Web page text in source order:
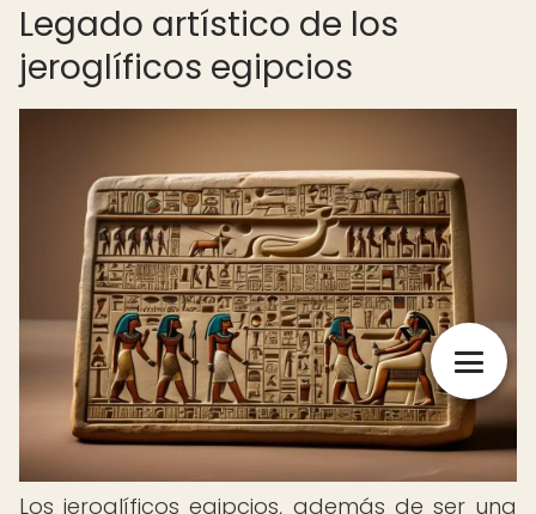
Legado artístico de los
jeroglíficos egipcios
Los jeroglíficos egipcios, además de ser una